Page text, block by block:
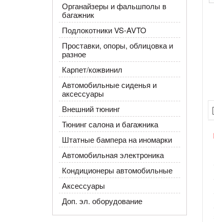
Органайзеры и фальшполы в
багажник
Подлокотники VS-AVTO
Проставки, опоры, облицовка и
разное
Карпет/кожвинил
Автомобильные сиденья и
аксессуары
Внешний тюнинг
Тюнинг салона и багажника
Штатные бампера на иномарки
Автомобильная электроника
Кондиционеры автомобильные
Аксессуары
Доп. эл. оборудование